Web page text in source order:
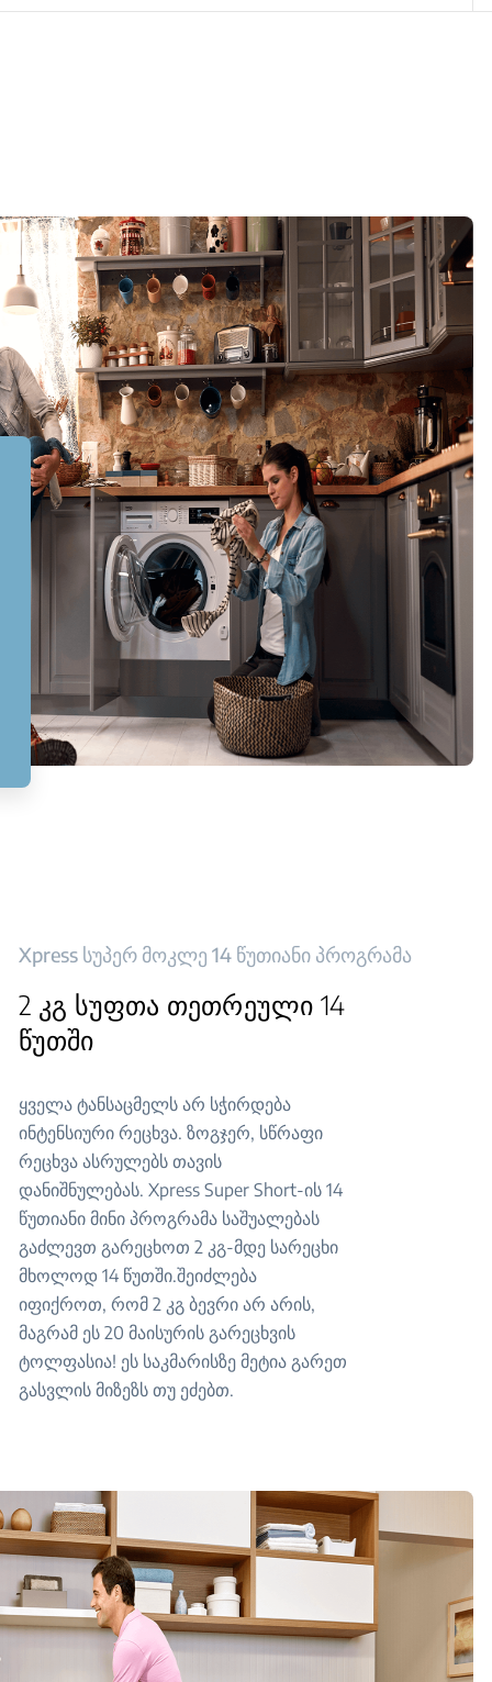
Xpress სუპერ მოკლე 14 წუთიანი პროგრამა
2 კგ სუფთა თეთრეული 14
წუთში
ყველა ტანსაცმელს არ სჭირდება
ინტენსიური რეცხვა. ზოგჯერ, სწრაფი
რეცხვა ასრულებს თავის
დანიშნულებას. Xpress Super Short-ის 14
წუთიანი მინი პროგრამა საშუალებას
გაძლევთ გარეცხოთ 2 კგ-მდე სარეცხი
მხოლოდ 14 წუთში.შეიძლება
იფიქროთ, რომ 2 კგ ბევრი არ არის,
მაგრამ ეს 20 მაისურის გარეცხვის
ტოლფასია! ეს საკმარისზე მეტია გარეთ
გასვლის მიზეზს თუ ეძებთ.